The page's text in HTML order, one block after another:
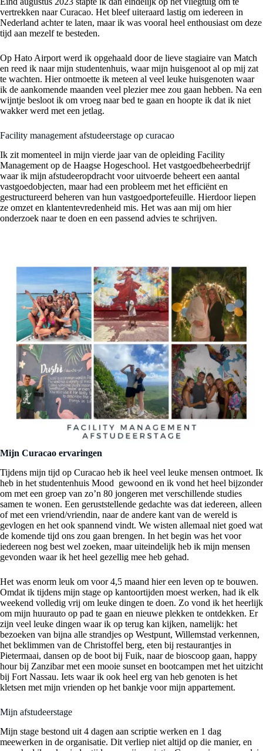
vertrekken naar Curacao. Het bleef uiteraard lastig om iedereen in
Nederland achter te laten, maar ik was vooral heel enthousiast om deze
tijd aan mezelf te besteden.
Op Hato Airport werd ik opgehaald door de lieve stagiaire van Match
en reed ik naar mijn studentenhuis, waar mijn huisgenoot al op mij zat
te wachten. Hier ontmoette ik meteen al veel leuke huisgenoten waar
ik de aankomende maanden veel plezier mee zou gaan hebben. Na een
wijntje besloot ik om vroeg naar bed te gaan en hoopte ik dat ik niet
wakker werd met een jetlag.
Facility management afstudeerstage op curacao
Ik zit momenteel in mijn vierde jaar van de opleiding Facility
Management op de Haagse Hogeschool. Het vastgoedbeheerbedrijf
waar ik mijn afstudeeropdracht voor uitvoerde beheert een aantal
vastgoedobjecten, maar had een probleem met het efficiënt en
gestructureerd beheren van hun vastgoedportefeuille. Hierdoor liepen
ze omzet en klantentevredenheid mis. Het was aan mij om hier
onderzoek naar te doen en een passend advies te schrijven.
Mijn Curacao ervaringen
Tijdens mijn tijd op Curacao heb ik heel veel leuke mensen ontmoet. Ik
heb in het studentenhuis Mood gewoond en ik vond het heel bijzonder
om met een groep van zo’n 80 jongeren met verschillende studies
samen te wonen. Een geruststellende gedachte was dat iedereen, alleen
of met een vriend/vriendin, naar de andere kant van de wereld is
gevlogen en het ook spannend vindt. We wisten allemaal niet goed wat
de komende tijd ons zou gaan brengen. In het begin was het voor
iedereen nog best wel zoeken, maar uiteindelijk heb ik mijn mensen
gevonden waar ik het heel gezellig mee heb gehad.
Het was enorm leuk om voor 4,5 maand hier een leven op te bouwen.
Omdat ik tijdens mijn stage op kantoortijden moest werken, had ik elk
weekend volledig vrij om leuke dingen te doen. Zo vond ik het heerlijk
om mijn huurauto op pad te gaan en nieuwe plekken te ontdekken. Er
zijn veel leuke dingen waar ik op terug kan kijken, namelijk: het
bezoeken van bijna alle strandjes op Westpunt, Willemstad verkennen,
het beklimmen van de Christoffel berg, eten bij restaurantjes in
Pietermaai, dansen op de boot bij Fuik, naar de bioscoop gaan, happy
hour bij Zanzibar met een mooie sunset en bootcampen met het uitzicht
bij Fort Nassau. Iets waar ik ook heel erg van heb genoten is het
kletsen met mijn vrienden op het bankje voor mijn appartement.
Mijn afstudeerstage
Mijn stage bestond uit 4 dagen aan scriptie werken en 1 dag
meewerken in de organisatie. Dit verliep niet altijd op die manier, en